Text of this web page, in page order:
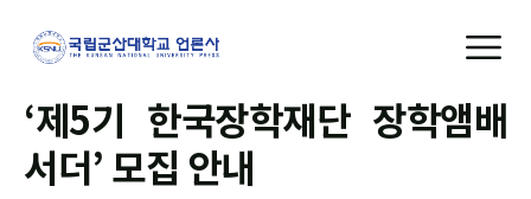
‘제5기 한국장학재단 장학앰배
서더’ 모집 안내